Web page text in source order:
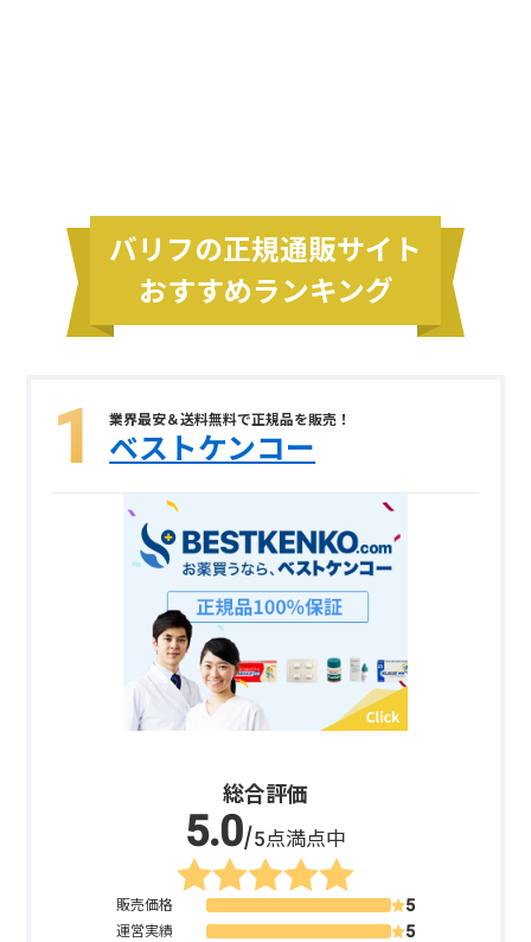
バリフの正規通販サイト
おすすめランキング
業界最安＆送料無料で正規品を販売！
ベストケンコー
総合評価
/5点満点中
販売価格
運営実績